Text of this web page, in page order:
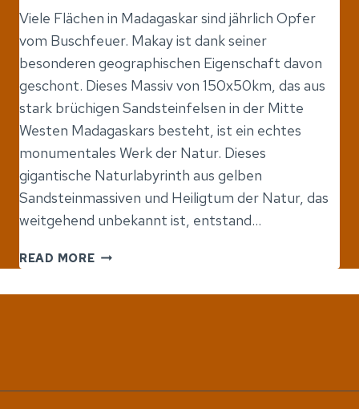
Viele Flächen in Madagaskar sind jährlich Opfer
vom Buschfeuer. Makay ist dank seiner
besonderen geographischen Eigenschaft davon
geschont. Dieses Massiv von 150x50km, das aus
stark brüchigen Sandsteinfelsen in der Mitte
Westen Madagaskars besteht, ist ein echtes
monumentales Werk der Natur. Dieses
gigantische Naturlabyrinth aus gelben
Sandsteinmassiven und Heiligtum der Natur, das
weitgehend unbekannt ist, entstand…
READ MOREMAKAY
IN